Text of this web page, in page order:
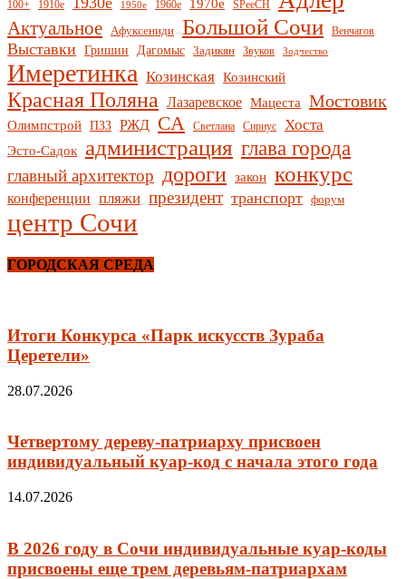
100+ 1910е 1950е 1960е 1970е SPeeCH
Актуальное Афуксениди Большой Сочи Венчагов
Выставки Гришин Дагомыс Задикян Звуков Зодчество
Имеретинка Козинская Козинский
Красная Поляна Лазаревское Мацеста Мостовик
Олимпстрой ПЗЗ РЖД СА Светлана Сириус Хоста
Эсто-Садок администрация глава города
главный архитектор дороги закон конкурс
конференции пляжи президент транспорт форум
центр Сочи
ГОРОДСКАЯ СРЕДА
Итоги Конкурса «Парк искусств Зураба
Церетели»
28.07.2026
Четвертому дереву-патриарху присвоен
индивидуальный куар-код с начала этого года
14.07.2026
В 2026 году в Сочи индивидуальные куар-коды
присвоены еще трем деревьям-патриархам